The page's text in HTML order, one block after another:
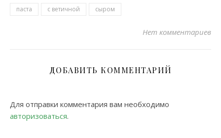
паста с ветичной сыром
Нет комментариев
ДОБАВИТЬ КОММЕНТАРИЙ
Для отправки комментария вам необходимо
авторизоваться.